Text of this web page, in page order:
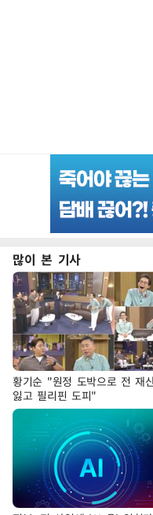
많이 본 기사
황기순 "원정 도박으로 전 재
잃고 필리핀 도피"